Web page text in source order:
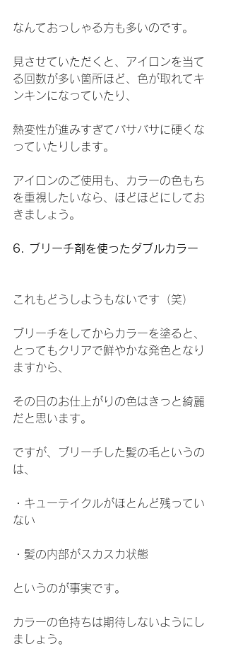
なんておっしゃる方も多いのです。
見させていただくと、アイロンを当て
る回数が多い箇所ほど、色が取れてキ
ンキンになっていたり、
熱変性が進みすぎてバサバサに硬くな
っていたりします。
アイロンのご使用も、カラーの色もち
を重視したいなら、ほどほどにしてお
きましょう。
6. ブリーチ剤を使ったダブルカラー
これもどうしようもないです（笑）
ブリーチをしてからカラーを塗ると、
とってもクリアで鮮やかな発色となり
ますから、
その日のお仕上がりの色はきっと綺麗
だと思います。
ですが、ブリーチした髪の毛というの
は、
・キューテイクルがほとんど残ってい
ない
・髪の内部がスカスカ状態
というのが事実です。
カラーの色持ちは期待しないようにし
ましょう。